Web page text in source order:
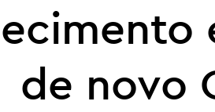
de novo